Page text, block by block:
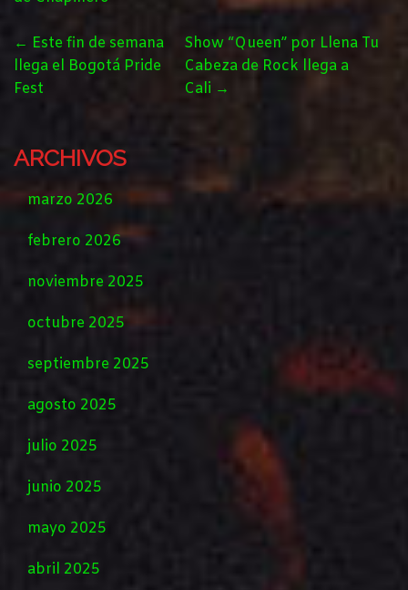
POST
NAVIGATION
← Este fin de semana
llega el Bogotá Pride
Fest
Show “Queen” por Llena Tu
Cabeza de Rock llega a
Cali →
ARCHIVOS
marzo 2026
febrero 2026
noviembre 2025
octubre 2025
septiembre 2025
agosto 2025
julio 2025
junio 2025
mayo 2025
abril 2025